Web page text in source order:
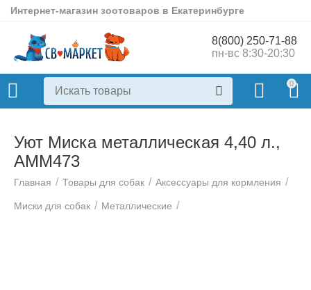
Интернет-магазин зоотоваров в Екатеринбурге
8(800) 250-71-88
пн-вс 8:30-20:30
0
Уют Миска металлическая 4,40 л.,
АММ473
Главная / Товары для собак / Аксессуары для кормления /
Миски для собак / Металлические /